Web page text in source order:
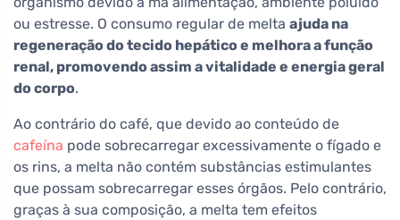
ou estresse. O consumo regular de melta ajuda na
regeneração do tecido hepático e melhora a função
renal, promovendo assim a vitalidade e energia geral
do corpo.
Ao contrário do café, que devido ao conteúdo de
cafeína pode sobrecarregar excessivamente o fígado e
os rins, a melta não contém substâncias estimulantes
que possam sobrecarregar esses órgãos. Pelo contrário,
graças à sua composição, a melta tem efeitos